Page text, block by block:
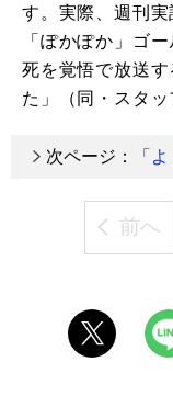
す。実際、週刊
「ぽかぽか」ゴ
死を覚悟で放送
た」（同・スタッ
次ページ： 「
前へ